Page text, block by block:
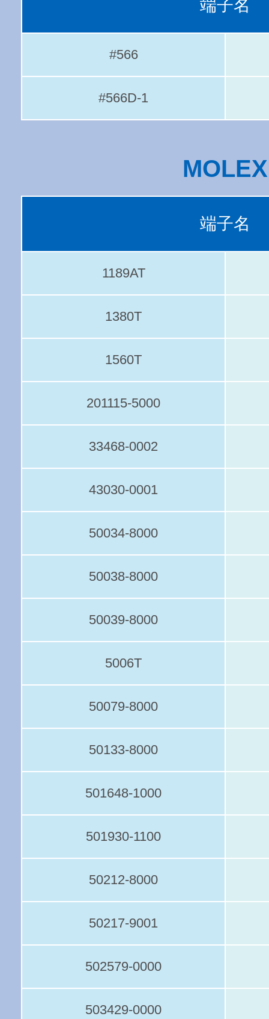
端子名
#566
#566D-1
MOLEX
端子名
1189AT
1380T
1560T
201115-5000
33468-0002
43030-0001
50034-8000
50038-8000
50039-8000
5006T
50079-8000
50133-8000
501648-1000
501930-1100
50212-8000
50217-9001
502579-0000
503429-0000